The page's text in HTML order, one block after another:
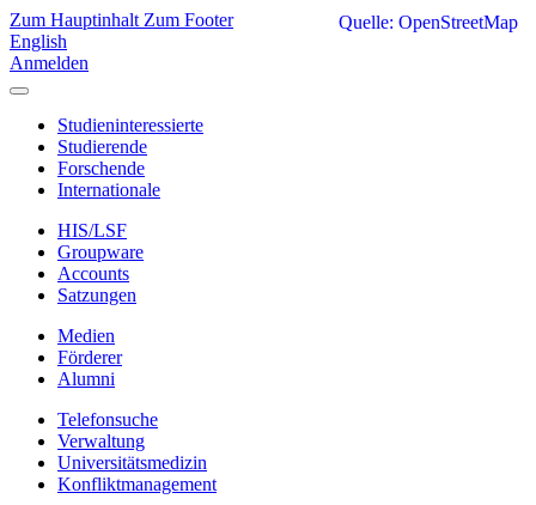
Zum Hauptinhalt Zum Footer
English
Anmelden
Studieninteressierte
Studierende
Forschende
Internationale
HIS/LSF
Groupware
Accounts
Satzungen
Medien
Förderer
Alumni
Telefonsuche
Verwaltung
Universitätsmedizin
Konfliktmanagement
Quelle: OpenStreetMap